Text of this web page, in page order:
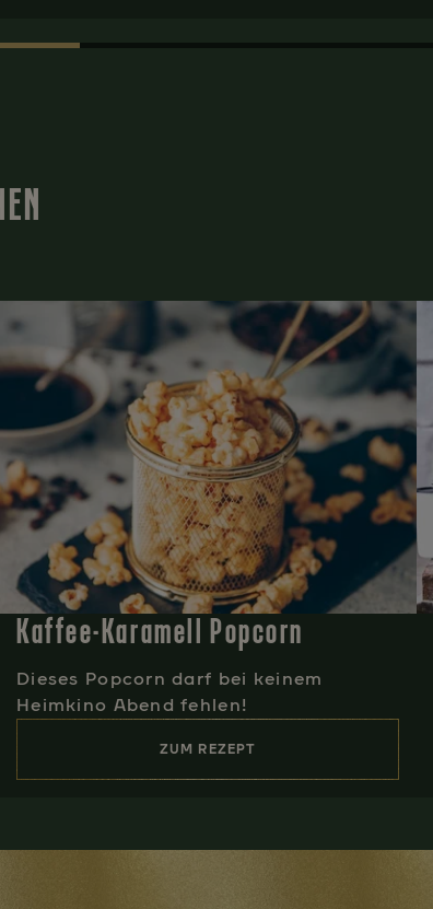
Kaffee-Karamell Popcorn
Dieses Popcorn darf bei keinem
Heimkino Abend fehlen!
ZUM REZEPT